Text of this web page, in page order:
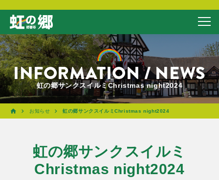
INFORMATION / NEWS
虹の郷サンクスイルミChristmas night2024
お知らせ 虹の郷サンクスイルミChristmas night2024
虹の郷サンクスイルミ
Christmas night2024